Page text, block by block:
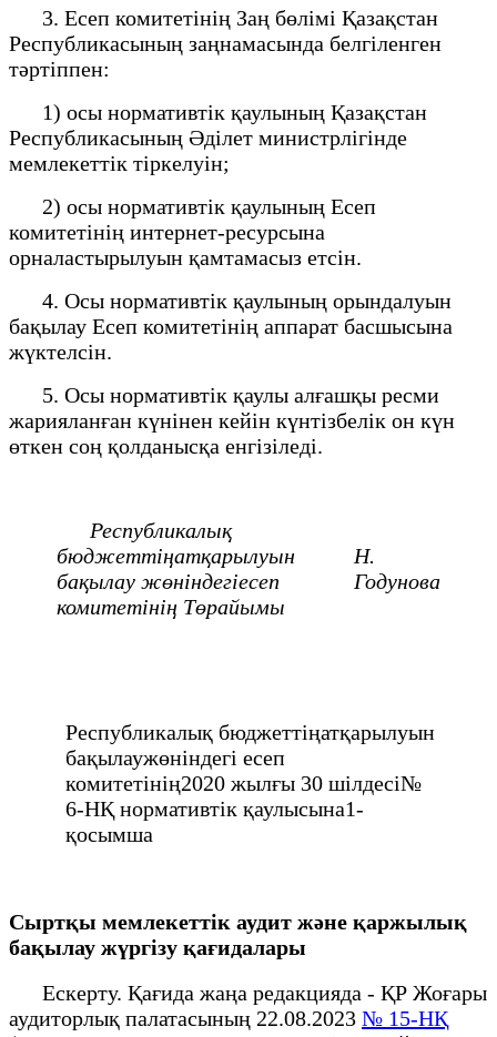
3. Есеп комитетінің Заң бөлімі Қазақстан
Республикасының заңнамасында белгіленген
тәртіппен:
1) осы нормативтік қаулының Қазақстан
Республикасының Әділет министрлігінде
мемлекеттік тіркелуін;
2) осы нормативтік қаулының Есеп
комитетінің интернет-ресурсына
орналастырылуын қамтамасыз етсін.
4. Осы нормативтік қаулының орындалуын
бақылау Есеп комитетінің аппарат басшысына
жүктелсін.
5. Осы нормативтік қаулы алғашқы ресми
жарияланған күнінен кейін күнтізбелік он күн
өткен соң қолданысқа енгізіледі.
Республикалық
бюджеттіңатқарылуын
бақылау жөніндегіесеп
комитетінің Төрайымы
Н.
Годунова
Республикалық бюджеттіңатқарылуын
бақылаужөніндегі есеп
комитетінің2020 жылғы 30 шілдесі№
6-НҚ нормативтік қаулысына1-
қосымша
Сыртқы мемлекеттік аудит және қаржылық
бақылау жүргізу қағидалары
Ескерту. Қағида жаңа редакцияда - ҚР Жоғары
аудиторлық палатасының 22.08.2023 № 15-НҚ